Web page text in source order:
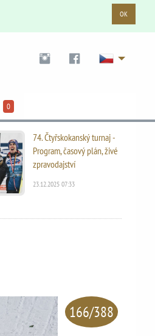
OK
0
74. Čtyřskokanský turnaj -
Program, časový plán, živé
zpravodajství
23.12.2025 07:33
166/388